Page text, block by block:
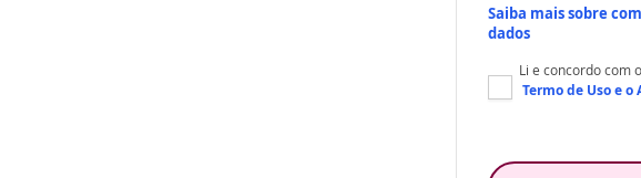
Saiba mais sobre
dados
Li e concordo com o
Termo de Usoe o